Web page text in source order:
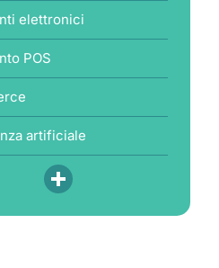
elettronici
POS
artificiale